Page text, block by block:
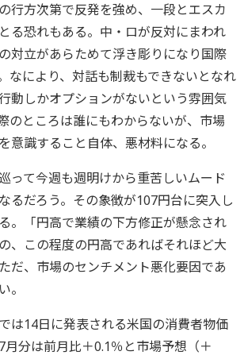
行方次第で反発を強め、一段とエスカ
る恐れもある。中・ロが反対にまわれ
対立があらためて浮き彫りになり国際
なにより、対話も制裁もできないとなれ
動しかオプションがないという雰囲気
のところは誰にもわからないが、市場
意識すること自体、悪材料になる。
って今週も週明けから重苦しいムード
るだろう。その象徴が107円台に突入し
。「円高で業績の下方修正が懸念され
、この程度の円高であればそれほど大
だ、市場のセンチメント悪化要因であ
。
は14日に発表される米国の消費者物価
分は前月比＋0.1％と市場予想（＋